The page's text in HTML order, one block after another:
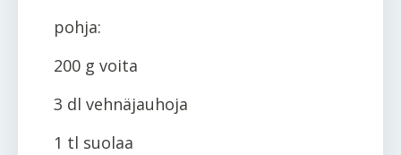
pohja:
200 g voita
3 dl vehnäjauhoja
1 tl suolaa